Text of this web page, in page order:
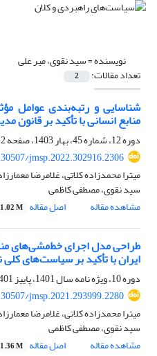
نویسنده =سید نقوی، میر علی
تعداد مقالات: 2
شناسایی و رتبه‌بندی عوامل
منابع انسانی با تأکید بر
دوره 12، شماره 45، بهار 1403، صفحه
2-23
jmsp.2022.302916.2306
میترا محمدزاده کلاتی، غلامرضا
سید نقوی، مصطفی کاظمی
مشاهده مقاله
اصل مقاله 1.02 M
طراحی مدل اجرای خط‌مشی‌های
ایران با تأکید بر سیاست‌های کلی
دوره 10، ویژه نامه سال 1401، پاییز 1401، صفحه
jmsp.2021.293999.2280
میترا محمدزاده کلاتی، غلامرضا
سید نقوی، مصطفی کاظمی
مشاهده مقاله
اصل مقاله 1.36 M